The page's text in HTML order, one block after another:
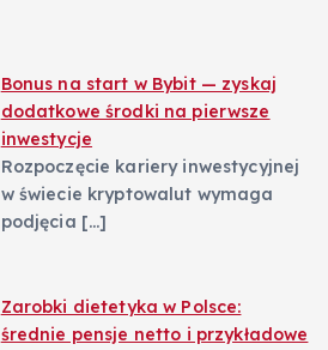
Bonus na start w Bybit — zyskaj
dodatkowe środki na pierwsze
inwestycje
Rozpoczęcie kariery inwestycyjnej
w świecie kryptowalut wymaga
podjęcia […]
Zarobki dietetyka w Polsce:
średnie pensje netto i przykładowe